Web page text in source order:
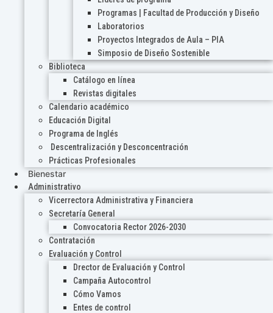
Programas | Facultad de Producción y Diseño
Laboratorios
Proyectos Integrados de Aula – PIA
Simposio de Diseño Sostenible
Biblioteca
Catálogo en línea
Revistas digitales
Calendario académico
Educación Digital
Programa de Inglés
Descentralización y Desconcentración
Prácticas Profesionales
Bienestar
Administrativo
Vicerrectora Administrativa y Financiera
Secretaría General
Convocatoria Rector 2026-2030
Contratación
Evaluación y Control
Drector de Evaluación y Control
Campaña Autocontrol
Cómo Vamos
Entes de control